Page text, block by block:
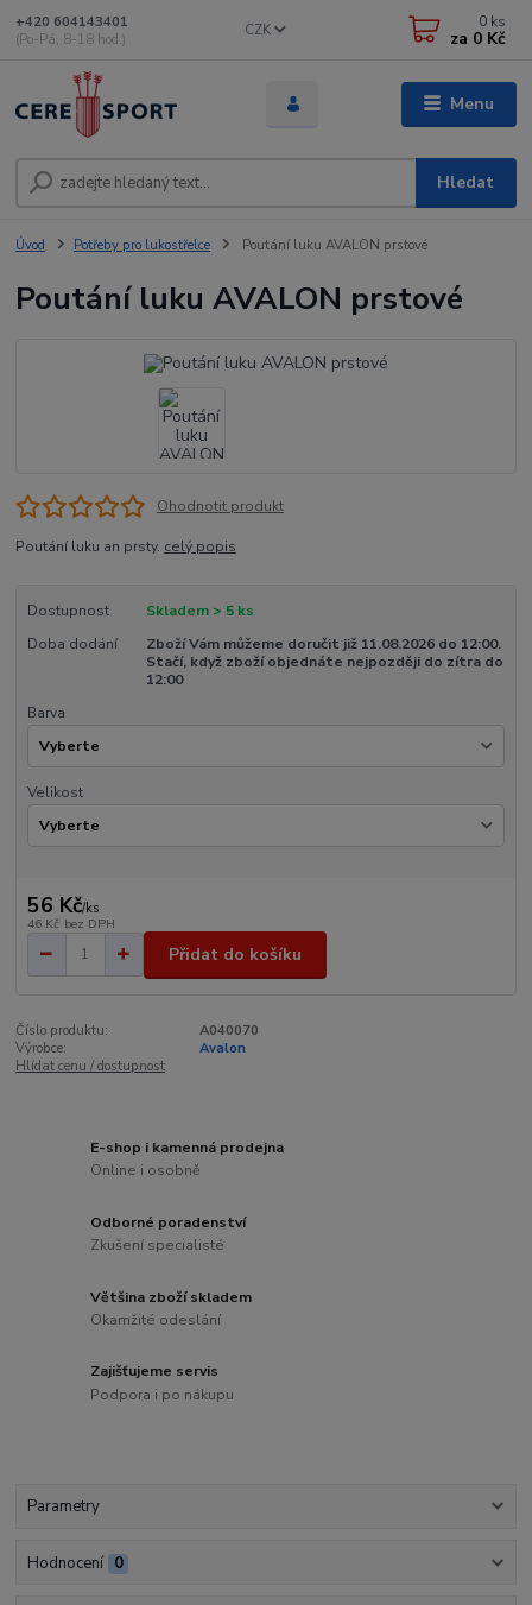
Menu
CZK
Hledat
+420 604143401
(Po-Pá, 8-18 hod.)
0 ks
za 0 Kč
Úvod Potřeby pro lukostřelce Poutání luku AVALON prstové
Poutání luku AVALON prstové
Ohodnotit produkt
Poutání luku an prsty. celý popis
Dostupnost
Skladem > 5 ks
Doba dodání
Zboží Vám můžeme doručit již 11.08.2026 do 12:00.
Stačí, když zboží objednáte nejpozději do zítra do
12:00
Barva
Velikost
56 Kč/ks
46 Kč bez DPH
Přidat do košíku
Číslo produktu:
A040070
Výrobce:
Avalon
Hlídat cenu / dostupnost
E-shop i kamenná prodejna
Online i osobně
Odborné poradenství
Zkušení specialisté
Většina zboží skladem
Okamžité odeslání
Zajišťujeme servis
Podpora i po nákupu
Parametry
Hodnocení 0